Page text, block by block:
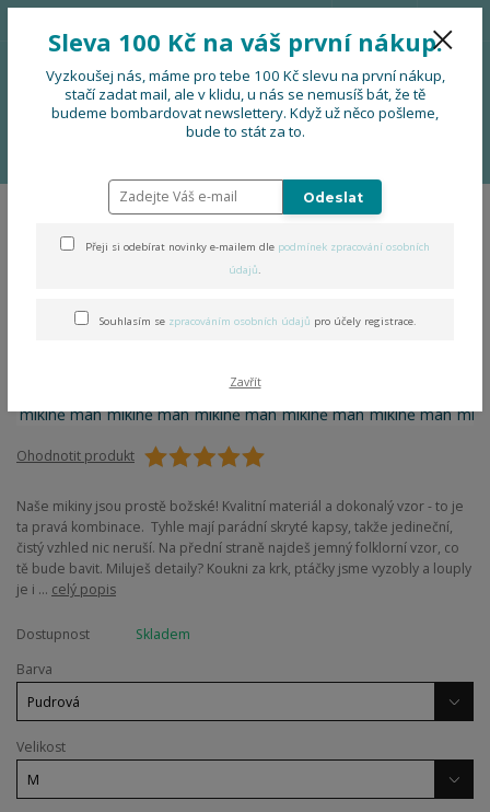
Menu
0 Kč
Folklor na mikině man
Ohodnotit produkt
Naše mikiny jsou prostě božské! Kvalitní materiál a dokonalý vzor - to je
ta pravá kombinace. Tyhle mají parádní skryté kapsy, takže jedineční,
čistý vzhled nic neruší. Na přední straně najdeš jemný folklorní vzor, co
tě bude bavit. Miluješ detaily? Koukni za krk, ptáčky jsme vyzobly a louply
je i ... celý popis
Dostupnost
Skladem
Barva
Velikost
Sleva 100 Kč na váš první nákup.
Vyzkoušej nás, máme pro tebe 100 Kč slevu na první nákup,
stačí zadat mail, ale v klidu, u nás se nemusíš bát, že tě
budeme bombardovat newslettery. Když už něco pošleme,
bude to stát za to.
Odeslat
Přeji si odebírat novinky e-mailem dle podmínek zpracování osobních
údajů.
Souhlasím se zpracováním osobních údajů pro účely registrace.
Zavřít